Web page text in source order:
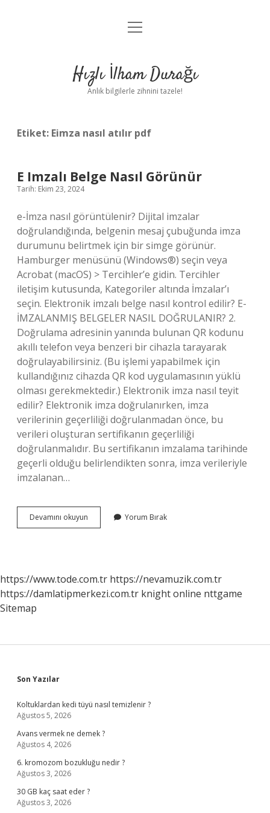
Anasayfa
Yasal Uyarı
menüyü
Hızlı İlham Durağı
Anlık bilgilerle zihnini tazele!
Etiket: Eimza nasıl atılır pdf
E Imzalı Belge Nasıl Görünür
Tarih: Ekim 23, 2024
e-İmza nasıl görüntülenir? Dijital imzalar
doğrulandığında, belgenin mesaj çubuğunda imza
durumunu belirtmek için bir simge görünür.
Hamburger menüsünü (Windows®) seçin veya
Acrobat (macOS) > Tercihler’e gidin. Tercihler
iletişim kutusunda, Kategoriler altında İmzalar’ı
seçin. Elektronik imzalı belge nasıl kontrol edilir? E-
İMZALANMIŞ BELGELER NASIL DOĞRULANIR? 2.
Doğrulama adresinin yanında bulunan QR kodunu
akıllı telefon veya benzeri bir cihazla tarayarak
doğrulayabilirsiniz. (Bu işlemi yapabilmek için
kullandığınız cihazda QR kod uygulamasının yüklü
olması gerekmektedir.) Elektronik imza nasıl teyit
edilir? Elektronik imza doğrulanırken, imza
verilerinin geçerliliği doğrulanmadan önce, bu
verileri oluşturan sertifikanın geçerliliği
doğrulanmalıdır. Bu sertifikanın imzalama tarihinde
geçerli olduğu belirlendikten sonra, imza verileriyle
imzalanan…
Devamını okuyun
Imzalı
Yorum Bırak
https://www.tode.com.tr https://nevamuzik.com.tr
https://damlatipmerkezi.com.tr knight online nttgame
Sitemap
Sidebar
Son Yazılar
Koltuklardan kedi tüyü nasıl temizlenir ?
Ağustos 5, 2026
Avans vermek ne demek ?
Ağustos 4, 2026
6. kromozom bozukluğu nedir ?
Ağustos 3, 2026
30 GB kaç saat eder ?
Ağustos 3, 2026